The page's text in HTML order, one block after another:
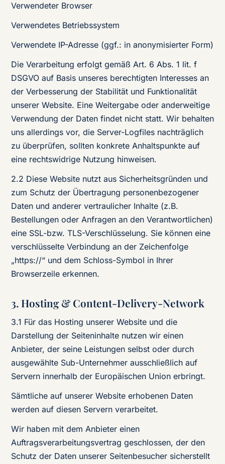
Verwendeter Browser
Verwendetes Betriebssystem
Verwendete IP-Adresse (ggf.: in anonymisierter Form)
Die Verarbeitung erfolgt gemäß Art. 6 Abs. 1 lit. f
DSGVO auf Basis unseres berechtigten Interesses an
der Verbesserung der Stabilität und Funktionalität
unserer Website. Eine Weitergabe oder anderweitige
Verwendung der Daten findet nicht statt. Wir behalten
uns allerdings vor, die Server-Logfiles nachträglich
zu überprüfen, sollten konkrete Anhaltspunkte auf
eine rechtswidrige Nutzung hinweisen.
2.2 Diese Website nutzt aus Sicherheitsgründen und
zum Schutz der Übertragung personenbezogener
Daten und anderer vertraulicher Inhalte (z.B.
Bestellungen oder Anfragen an den Verantwortlichen)
eine SSL-bzw. TLS-Verschlüsselung. Sie können eine
verschlüsselte Verbindung an der Zeichenfolge
„https://“ und dem Schloss-Symbol in Ihrer
Browserzeile erkennen.
3. Hosting & Content-Delivery-Network
3.1 Für das Hosting unserer Website und die
Darstellung der Seiteninhalte nutzen wir einen
Anbieter, der seine Leistungen selbst oder durch
ausgewählte Sub-Unternehmer ausschließlich auf
Servern innerhalb der Europäischen Union erbringt.
Sämtliche auf unserer Website erhobenen Daten
werden auf diesen Servern verarbeitet.
Wir haben mit dem Anbieter einen
Auftragsverarbeitungsvertrag geschlossen, der den
Schutz der Daten unserer Seitenbesucher sicherstellt